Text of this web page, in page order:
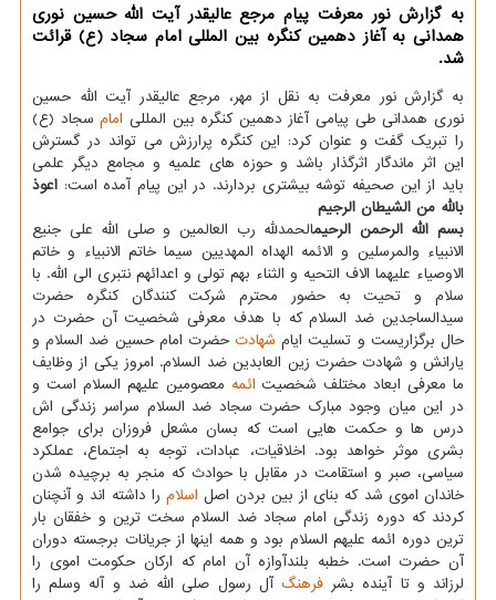
به گزارش نور معرفت پیام مرجع عالیقدر آیت الله حسین نوری
همدانی به آغاز دهمین كنگره بین المللی امام سجاد (ع) قرائت
شد.
به گزارش نور معرفت به نقل از مهر، مرجع عالیقدر آیت الله حسین
نوری همدانی طی پیامی آغاز دهمین کنگره بین المللی امامسجاد (ع)
را تبریک گفت و عنوان کرد: این کنگره پرارزش می تواند در گسترش
این اثر ماندگار اثرگذار باشد و حوزه های علمیه و مجامع دیگر علمی
باید از این صحیفه توشه بیشتری بردارند. در این پیام آمده است: اعوذ
بالله من الشیطان الرجیم
بسم الله الرحمن الرحیمالحمدلله رب العالمین و صلی الله علی جنیع
الانبیاء والمرسلین و الائمه الهداه المهدیین سیما خاتم الانبیاء و خاتم
الاوصیاء علیهما الاف التحیه و الثناء بهم تولی و اعدائهم نتبری الی الله. با
سلام و تحیت به حضور محترم شرکت کنندگان کنگره حضرت
سیدالساجدین ضد السلام که با هدف معرفی شخصیت آن حضرت در
حال برگزاریست و تسلیت ایام شهادت حضرت امام حسین ضد السلام و
یارانش و شهادت حضرت زین العابدین ضد السلام. امروز یکی از وظایف
ما معرفی ابعاد مختلف شخصیت ائمه معصومین علیهم السلام است و
در این میان وجود مبارک حضرت سجاد ضد السلام سراسر زندگی اش
درس ها و حکمت هایی است که بسان مشعل فروزان برای جوامع
بشری موثر خواهد بود. اخلاقیات، عبادات، توجه به اجتماع، عملکرد
سیاسی، صبر و استقامت در مقابل با حوادث که منجر به برچیده شدن
خاندان اموی شد که بنای از بین بردن اصل اسلامرا داشته اند و آنچنان
کردند که دوره زندگی امام سجاد ضد السلام سخت ترین و خفقان بار
ترین دوره ائمه علیهم السلام بود و همه اینها از جریانات برجسته دوران
آن حضرت است. خطبه بلندآوازه آن امام که ارکان حکومت اموی را
لرزاند و تا آینده بشرفرهنگ آل رسول صلی الله ضد و آله وسلم را